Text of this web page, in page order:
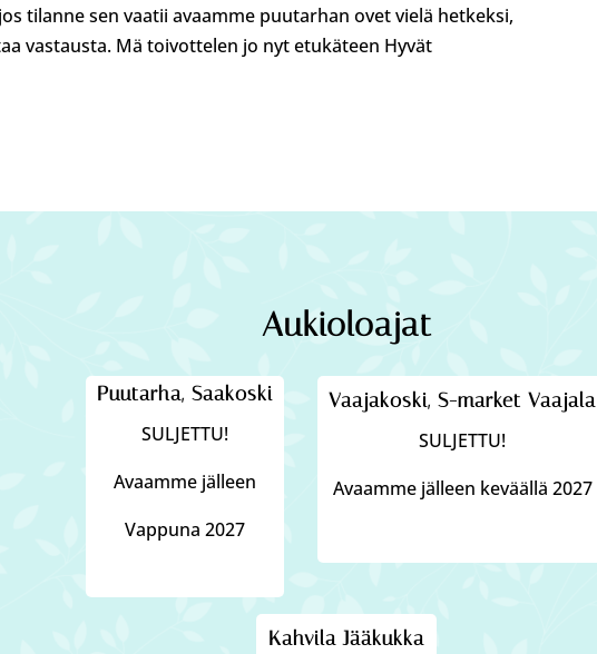
tilanne sen vaatii avaamme puutarhan ovet vielä hetkeksi,
vastausta. Mä toivottelen jo nyt etukäteen Hyvät
Aukioloajat
Puutarha, Saakoski
SULJETTU!
Avaamme jälleen
Vappuna 2027
Vaajakoski, S-market Vaajala
SULJETTU!
Avaamme jälleen keväällä 2027
Kahvila Jääkukka